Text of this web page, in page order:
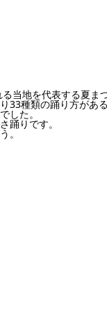
当地を代表する夏ま
33種類の踊り方があ
した。
踊りです。
。